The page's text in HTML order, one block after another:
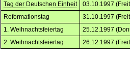
Tag der Deutschen Einheit
03.10.1997
Reformationstag
31.10.1997
1. Weihnachtsfeiertag
25.12.1997
2. Weihnachtsfeiertag
26.12.1997